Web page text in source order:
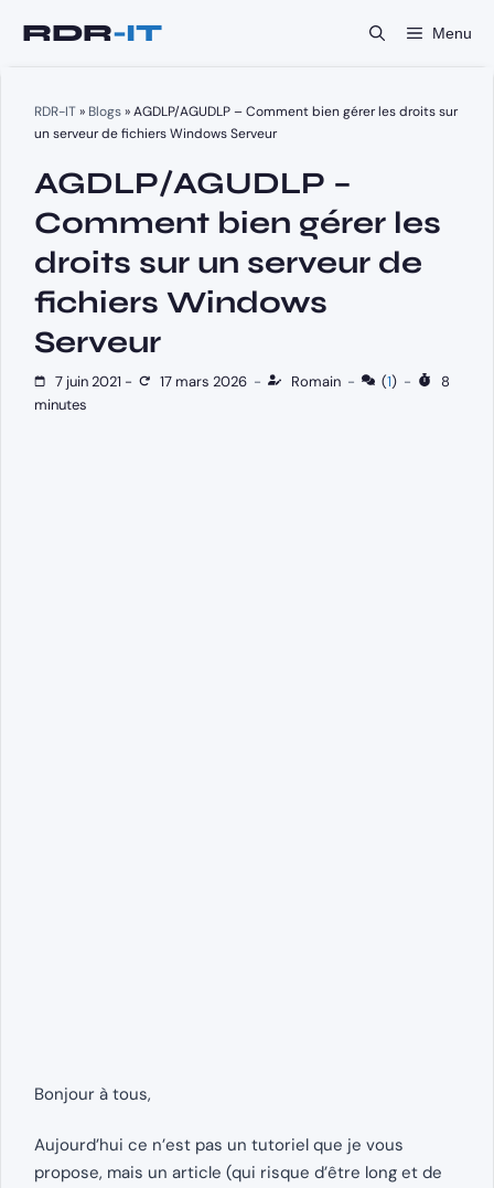
Menu
RDR-IT» Blogs»AGDLP/AGUDLP – Comment bien gérer les droits sur
un serveur de fichiers Windows Serveur
AGDLP/AGUDLP –
Comment bien gérer les
droits sur un serveur de
fichiers Windows
Serveur
7 juin 2021 - 17 mars 2026 - Romain - (1) -
8
minutes
Bonjour à tous,
Aujourd’hui ce n’est pas un tutoriel que je vous
propose, mais un article (qui risque d’être long et de